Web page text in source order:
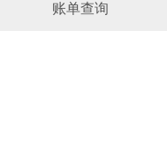
账单查询